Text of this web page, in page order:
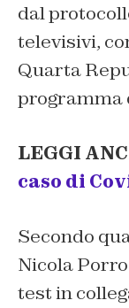
dal
televisivi,
Quarta
programma
LEGGI
caso di
Secondo
Nicola
test in